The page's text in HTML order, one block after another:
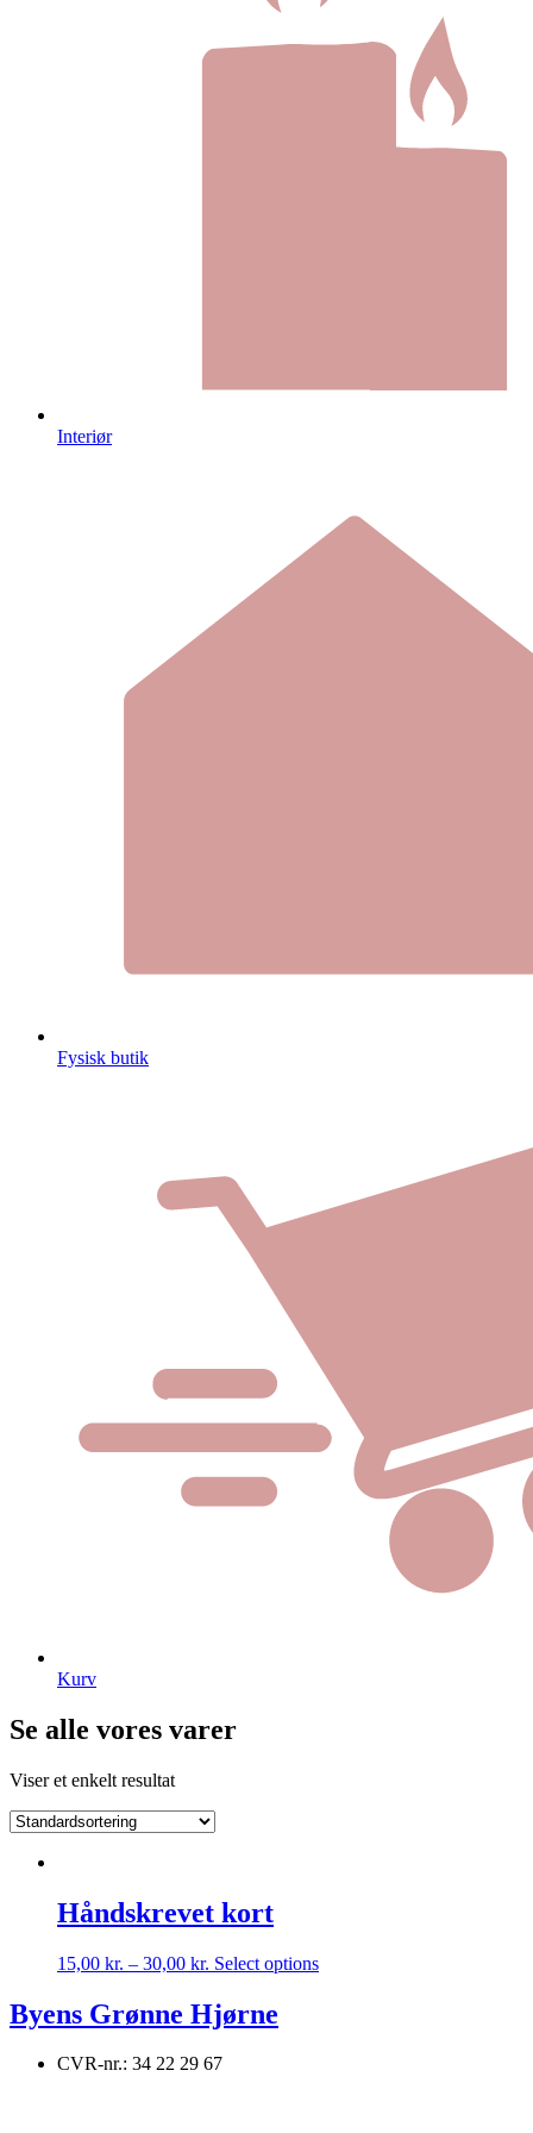
Interiør
Fysisk butik
Kurv
Se alle vores varer
Viser et enkelt resultat
Håndskrevet kort
15,00 kr. – 30,00 kr. Select optionsDette
Byens Grønne Hjørne
CVR-nr.: 34 22 29 67